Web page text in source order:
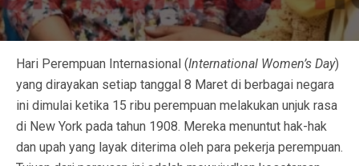
Hari Perempuan Internasional (International Women’s Day)
yang dirayakan setiap tanggal 8 Maret di berbagai negara
ini dimulai ketika 15 ribu perempuan melakukan unjuk rasa
di New York pada tahun 1908. Mereka menuntut hak-hak
dan upah yang layak diterima oleh para pekerja perempuan.